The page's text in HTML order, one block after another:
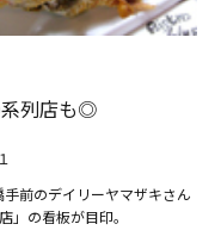
系列店も◎
前のデイリーヤマザキさん
」の看板が目印。